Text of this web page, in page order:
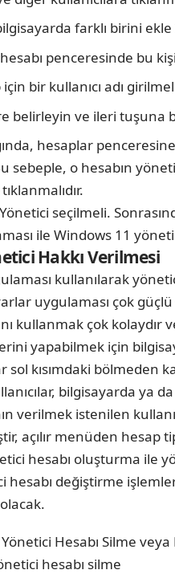
farklı birini ekle
penceresinde bu
bir kullanıcı adı
belirleyin ve ileri tuşuna
hesaplar
sebeple, o hesabın
seçilmeli.
ile Windows 11
Hakkı Verilmesi
kullanılarak
uygulaması çok
kullanmak çok kolaydır
yapabilmek için
sol kısımdaki bölmeden
bilgisayarda ya
verilmek istenilen
açılır menüden hesap
hesabı oluşturma ile
hesabı değiştirme
hesabı silme